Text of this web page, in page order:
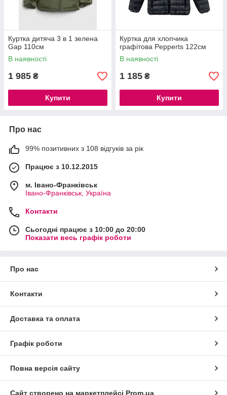
Куртка дитяча 3 в 1 зелена
Gap 110см
В наявності
1 985 ₴
Купити
Куртка для хлопчика
графітова Pepperts 122см
В наявності
1 185 ₴
Купити
Про нас
99% позитивних з 108 відгуків за рік
Працює з 10.12.2015
м. Івано-Франківськ
Івано-Франківськ, Україна
Контакти
Сьогодні працює з 10:00 до 20:00
Показати весь графік роботи
Про нас
Контакти
Доставка та оплата
Графік роботи
Повна версія сайту
Сайт створено на маркетплейсі Prom.ua